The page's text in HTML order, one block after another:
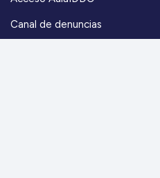
Canal de denuncias